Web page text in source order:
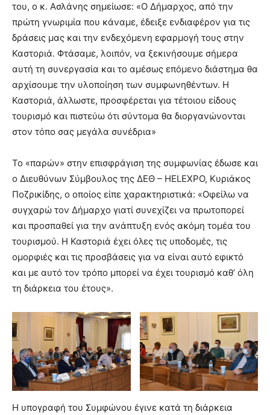
του, ο κ. Ασλάνης σημείωσε: «Ο Δήμαρχος, από την
πρώτη γνωριμία που κάναμε, έδειξε ενδιαφέρον για τις
δράσεις μας και την ενδεχόμενη εφαρμογή τους στην
Καστοριά. Φτάσαμε, λοιπόν, να ξεκινήσουμε σήμερα
αυτή τη συνεργασία και το αμέσως επόμενο διάστημα θα
αρχίσουμε την υλοποίηση των συμφωνηθέντων. Η
Καστοριά, άλλωστε, προσφέρεται για τέτοιου είδους
τουρισμό και πιστεύω ότι σύντομα θα διοργανώνονται
στον τόπο σας μεγάλα συνέδρια»
Το «παρών» στην επισφράγιση της συμφωνίας έδωσε και
ο Διευθύνων Σύμβουλος της ΔΕΘ – HELEXPO, Κυριάκος
Ποζρικίδης, ο οποίος είπε χαρακτηριστικά: «Οφείλω να
συγχαρώ τον Δήμαρχο γιατί συνεχίζει να πρωτοπορεί
και προσπαθεί για την ανάπτυξη ενός ακόμη τομέα του
τουρισμού. Η Καστοριά έχει όλες τις υποδομές, τις
ομορφιές και τις προσβάσεις για να είναι αυτό εφικτό
και με αυτό τον τρόπο μπορεί να έχει τουρισμό καθ’ όλη
τη διάρκεια του έτους».
Η υπογραφή του Συμφώνου έγινε κατά τη διάρκεια